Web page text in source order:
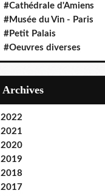
#Cathédrale d'Amiens
#Musée du Vin - Paris
#Petit Palais
#Oeuvres diverses
Archives
2022
2021
2020
2019
2018
2017